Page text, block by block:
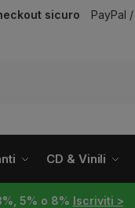
sicuro PayPal
CD & Vinili
5% o 8% Iscriviti >